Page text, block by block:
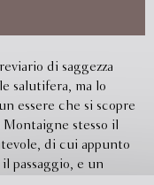
di saggezza
salutifera, ma lo
essere che si scopre
stesso il
di cui appunto
passaggio, e un